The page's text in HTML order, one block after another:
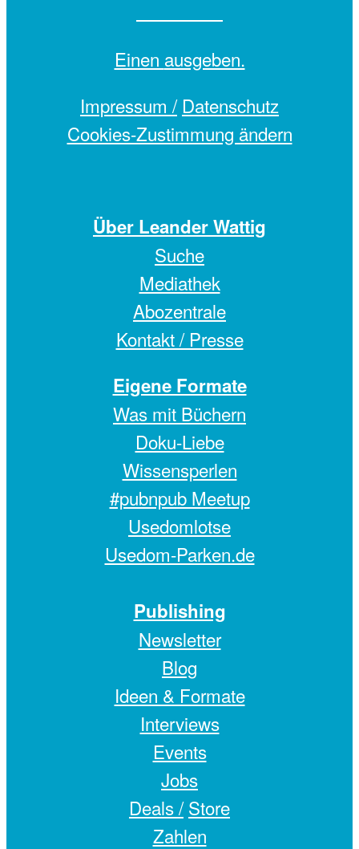
Einen ausgeben.
Impressum / Datenschutz
Cookies-Zustimmung ändern
Über Leander Wattig
Suche
Mediathek
Abozentrale
Kontakt / Presse
Eigene Formate
Was mit Büchern
Doku-Liebe
Wissensperlen
#pubnpub Meetup
Usedomlotse
Usedom-Parken.de
Publishing
Newsletter
Blog
Ideen & Formate
Interviews
Events
Jobs
Deals / Store
Zahlen